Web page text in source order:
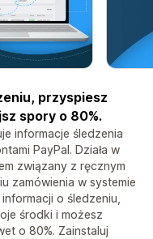
przyspiesz
spory o 80%.
informacje śledzenia
PayPal. Działa w
związany z ręcznym
zamówienia w systemie
o śledzeniu,
środki i możesz
o 80%. Zainstaluj